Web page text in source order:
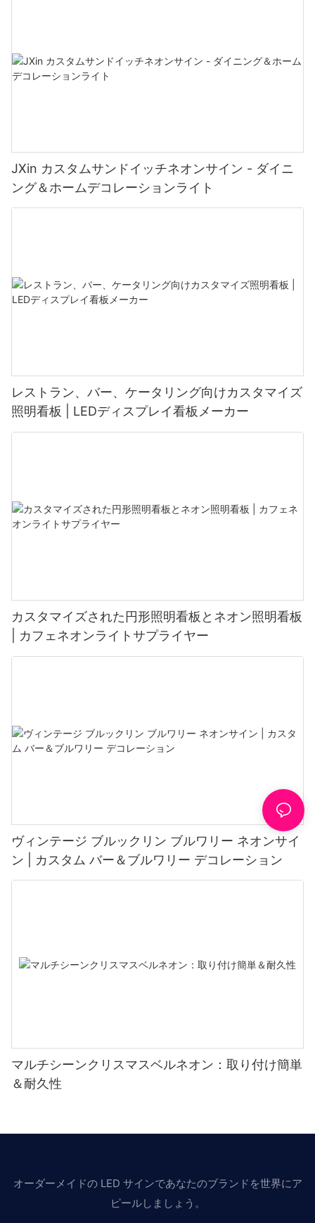
JXin カスタムサンドイッチネオンサイン - ダイニ
ング＆ホームデコレーションライト
レストラン、バー、ケータリング向けカスタマイズ
照明看板 | LEDディスプレイ看板メーカー
カスタマイズされた円形照明看板とネオン照明看板
| カフェネオンライトサプライヤー
ヴィンテージ ブルックリン ブルワリー ネオンサイ
ン | カスタム バー＆ブルワリー デコレーション
マルチシーンクリスマスベルネオン：取り付け簡単
＆耐久性
オーダーメイドの LED サインであなたのブランドを世界にア
ピールしましょう。